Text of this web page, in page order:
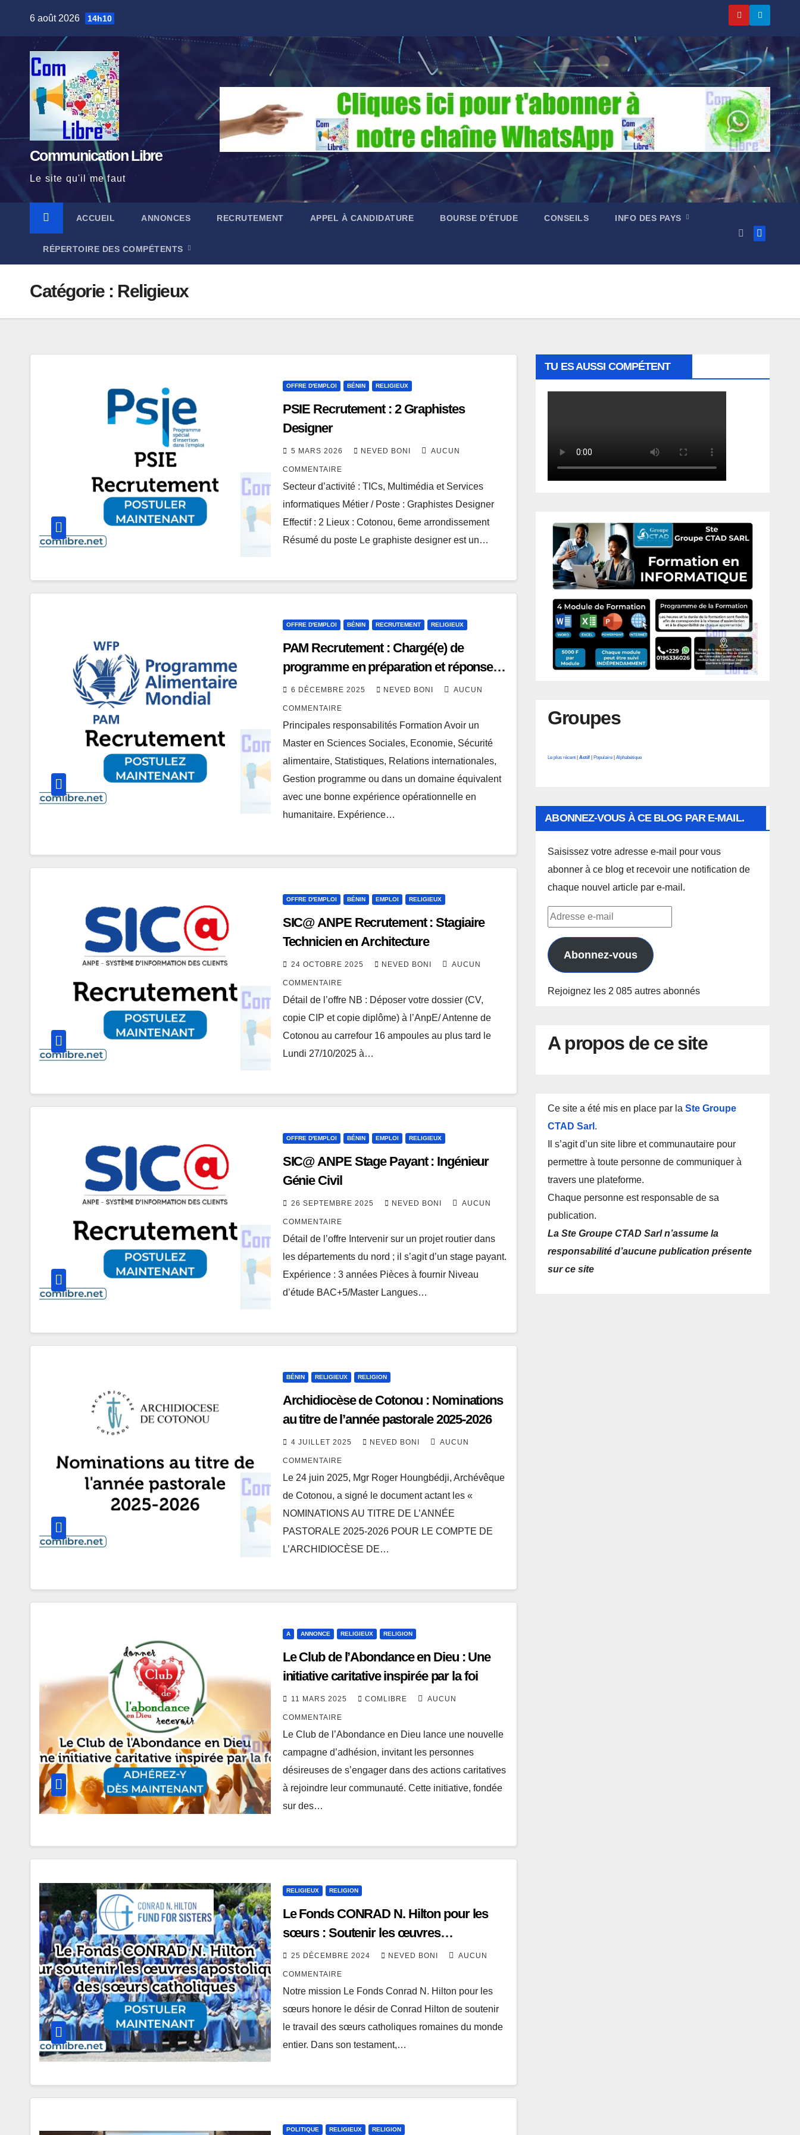
6 août 2026 14h10
Communication Libre
Le site qu'il me faut
ACCUEIL ANNONCES RECRUTEMENT APPEL À CANDIDATURE BOURSE D’ÉTUDE CONSEILS INFO DES PAYS
RÉPERTOIRE DES COMPÉTENTS
Catégorie : Religieux
OFFRE D'EMPLOI BÉNIN RELIGIEUX
PSIE Recrutement : 2 Graphistes
Designer
5 MARS 2026 NEVED BONI AUCUN
COMMENTAIRE
Secteur d’activité : TICs, Multimédia et Services
informatiques Métier / Poste : Graphistes Designer
Effectif : 2 Lieux : Cotonou, 6eme arrondissement
Résumé du poste Le graphiste designer est un…
OFFRE D'EMPLOI BÉNIN RECRUTEMENT RELIGIEUX
PAM Recrutement : Chargé(e) de
programme en préparation et réponse
aux urgences (EPR) et transfert
monétaire (CBT)
6 DÉCEMBRE 2025 NEVED BONI AUCUN
COMMENTAIRE
Principales responsabilités Formation Avoir un
Master en Sciences Sociales, Economie, Sécurité
alimentaire, Statistiques, Relations internationales,
Gestion programme ou dans un domaine équivalent
avec une bonne expérience opérationnelle en
humanitaire. Expérience…
OFFRE D'EMPLOI BÉNIN EMPLOI RELIGIEUX
SIC@ ANPE Recrutement : Stagiaire
Technicien en Architecture
24 OCTOBRE 2025 NEVED BONI AUCUN
COMMENTAIRE
Détail de l’offre NB : Déposer votre dossier (CV,
copie CIP et copie diplôme) à l’AnpE/ Antenne de
Cotonou au carrefour 16 ampoules au plus tard le
Lundi 27/10/2025 à…
OFFRE D'EMPLOI BÉNIN EMPLOI RELIGIEUX
SIC@ ANPE Stage Payant : Ingénieur
Génie Civil
26 SEPTEMBRE 2025 NEVED BONI AUCUN
COMMENTAIRE
Détail de l’offre Intervenir sur un projet routier dans
les départements du nord ; il s’agit d’un stage payant.
Expérience : 3 années Pièces à fournir Niveau
d’étude BAC+5/Master Langues…
BÉNIN RELIGIEUX RELIGION
Archidiocèse de Cotonou : Nominations
au titre de l’année pastorale 2025-2026
4 JUILLET 2025 NEVED BONI AUCUN
COMMENTAIRE
Le 24 juin 2025, Mgr Roger Houngbédji, Archévêque
de Cotonou, a signé le document actant les «
NOMINATIONS AU TITRE DE L’ANNÉE
PASTORALE 2025-2026 POUR LE COMPTE DE
L’ARCHIDIOCÈSE DE…
A ANNONCE RELIGIEUX RELIGION
Le Club de l’Abondance en Dieu : Une
initiative caritative inspirée par la foi
11 MARS 2025 COMLIBRE AUCUN
COMMENTAIRE
Le Club de l’Abondance en Dieu lance une nouvelle
campagne d’adhésion, invitant les personnes
désireuses de s’engager dans des actions caritatives
à rejoindre leur communauté. Cette initiative, fondée
sur des…
RELIGIEUX RELIGION
Le Fonds CONRAD N. Hilton pour les
sœurs : Soutenir les œuvres
apostoliques des sœurs catholiques au
service des populations défavorisées
25 DÉCEMBRE 2024 NEVED BONI AUCUN
COMMENTAIRE
Notre mission Le Fonds Conrad N. Hilton pour les
sœurs honore le désir de Conrad Hilton de soutenir
le travail des sœurs catholiques romaines du monde
entier. Dans son testament,…
POLITIQUE RELIGIEUX RELIGION
TU ES AUSSI COMPÉTENT
Groupes
Le plus récent | Actif | Populaire | Alphabétique
ABONNEZ-VOUS À CE BLOG PAR E-MAIL.
Saisissez votre adresse e-mail pour vous
abonner à ce blog et recevoir une notification de
chaque nouvel article par e-mail.
Adresse
mail Abonnez-vous
Rejoignez les 2 085 autres abonnés
A propos de ce site
Ce site a été mis en place par laSte Groupe
CTAD Sarl .
Il s’agit d’un site libre et communautaire pour
permettre à toute personne de communiquer à
travers une plateforme.
Chaque personne est responsable de sa
publication.
La Ste Groupe CTAD Sarl n’assume la
responsabilité d’aucune publication présente
sur ce site